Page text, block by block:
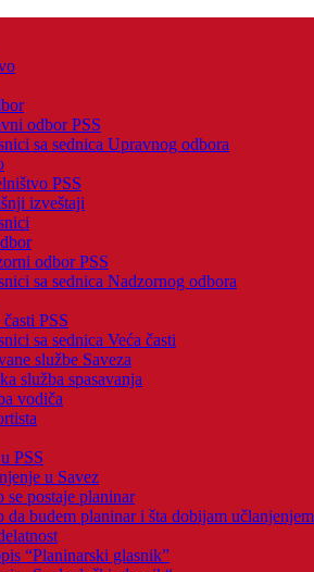
odbor PSS
sa sednica Upravnog odbora
PSS
izveštaji
odbor PSS
sa sednica Nadzornog odbora
časti PSS
sa sednica Veća časti
službe Saveza
služba spasavanja
vodiča
PSS
u Savez
se postaje planinar
da budem planinar i šta dobijam
“Planinarski glasnik”